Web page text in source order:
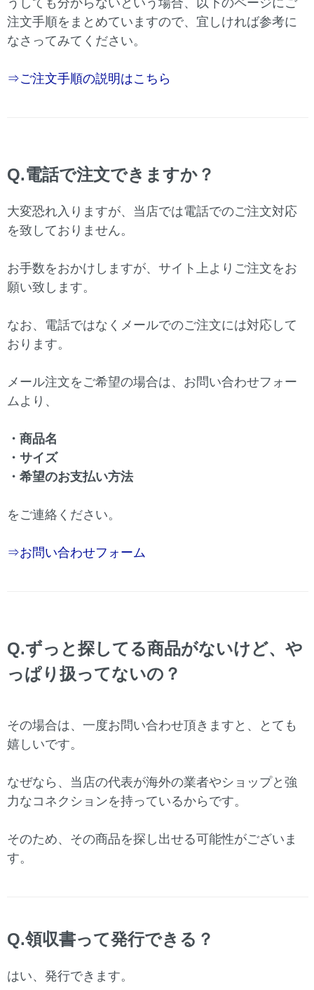
うしても分からないという場合、以下のページにご
注文手順をまとめていますので、宜しければ参考に
なさってみてください。
⇒ご注文手順の説明はこちら
Q.電話で注文できますか？
大変恐れ入りますが、当店では電話でのご注文対応
を致しておりません。
お手数をおかけしますが、サイト上よりご注文をお
願い致します。
なお、電話ではなくメールでのご注文には対応して
おります。
メール注文をご希望の場合は、お問い合わせフォー
ムより、
・商品名
・サイズ
・希望のお支払い方法
をご連絡ください。
⇒お問い合わせフォーム
Q.ずっと探してる商品がないけど、や
っぱり扱ってないの？
その場合は、一度お問い合わせ頂きますと、とても
嬉しいです。
なぜなら、当店の代表が海外の業者やショップと強
力なコネクションを持っているからです。
そのため、その商品を探し出せる可能性がございま
す。
Q.領収書って発行できる？
はい、発行できます。